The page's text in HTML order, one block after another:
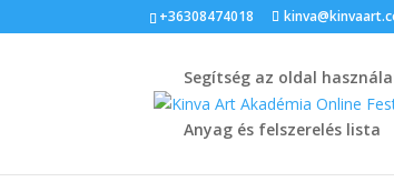
+36308474018
Segítség az oldal
Anyag és felszerelés lista